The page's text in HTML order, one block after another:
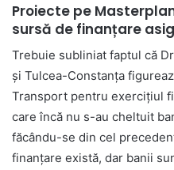
Proiecte pe
sursă de finanțare
Trebuie subliniat faptul că
și Tulcea-Constanța
Transport pentru exercițiul
care încă nu s-au cheltuit
făcându-se din cel
finanțare există, dar banii